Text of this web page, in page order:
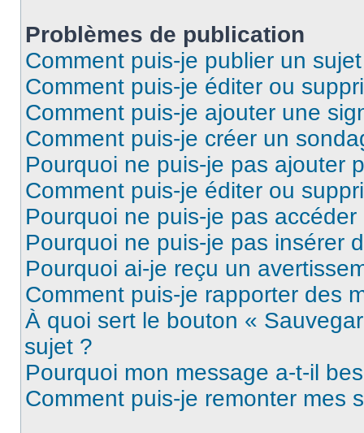
Problèmes de publication
Comment puis-je publier un
Comment puis-je éditer ou
Comment puis-je ajouter une
Comment puis-je créer un
Pourquoi ne puis-je pas ajouter
Comment puis-je éditer ou
Pourquoi ne puis-je pas
Pourquoi ne puis-je pas insérer
Pourquoi ai-je reçu un
Comment puis-je rapporter des
À quoi sert le bouton «
sujet ?
Pourquoi mon message a-t-il
Comment puis-je remonter mes